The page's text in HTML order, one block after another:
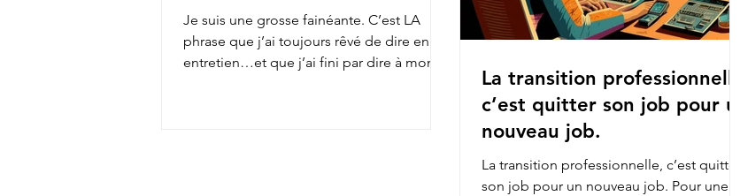
Je suis une grosse fainéante. C’est LA
phrase que j’ai toujours rêvé de dire en
entretien…et que j’ai fini par dire à mon
La transition professionnelle,
c’est quitter son job pour un
nouveau job.
La transition professionnelle, c’est quitter
son job pour un nouveau job. Pour une